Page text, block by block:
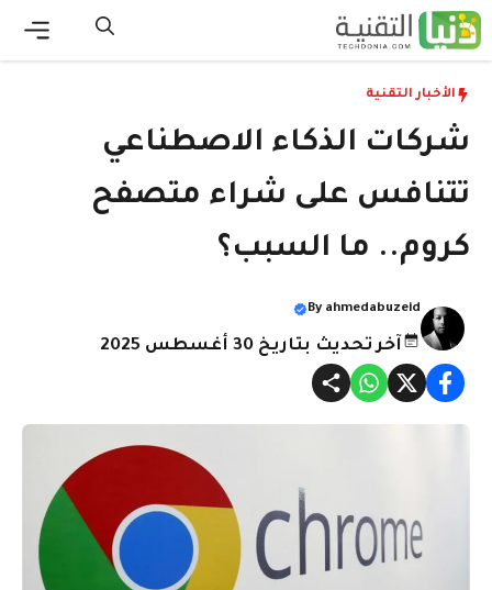
انتقل
إلى
الأخبار التقنية
شركات الذكاء الاصطناعي
تتنافس على شراء متصفح
كروم.. ما السبب؟
By ahmedabuzeid
آخر تحديث بتاريخ 30 أغسطس 2025